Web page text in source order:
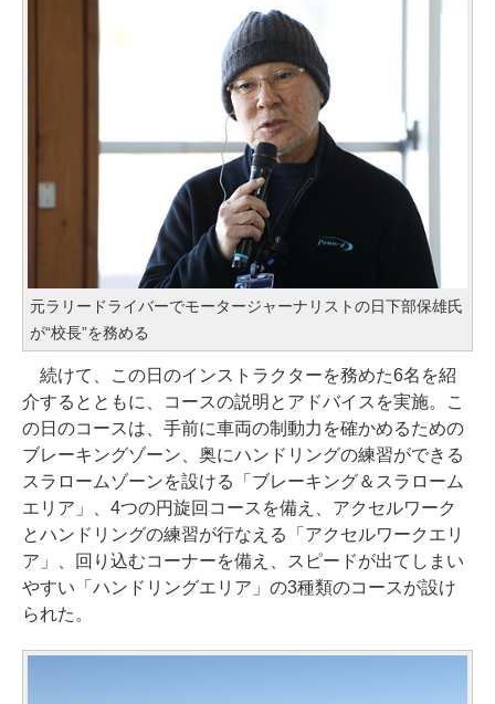
元ラリードライバーでモータージャーナリストの日下部保雄氏
が“校長”を務める
続けて、この日のインストラクターを務めた6名を紹
介するとともに、コースの説明とアドバイスを実施。こ
の日のコースは、手前に車両の制動力を確かめるための
ブレーキングゾーン、奥にハンドリングの練習ができる
スラロームゾーンを設ける「ブレーキング＆スラローム
エリア」、4つの円旋回コースを備え、アクセルワーク
とハンドリングの練習が行なえる「アクセルワークエリ
ア」、回り込むコーナーを備え、スピードが出てしまい
やすい「ハンドリングエリア」の3種類のコースが設け
られた。